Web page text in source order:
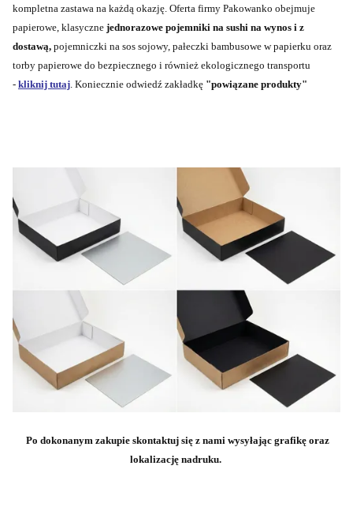
kompletna zastawa na każdą okazję. Oferta firmy Pakowanko obejmuje
papierowe, klasyczne jednorazowe pojemniki na sushi na wynos i z
dostawą, pojemniczki na sos sojowy, pałeczki bambusowe w papierku oraz
torby papierowe do bezpiecznego i również ekologicznego transportu
- kliknij tutaj . Koniecznie odwiedź zakładkę "powiązane produkty"
Po dokonanym zakupie skontaktuj się z nami wysyłając grafikę oraz
lokalizację nadruku.